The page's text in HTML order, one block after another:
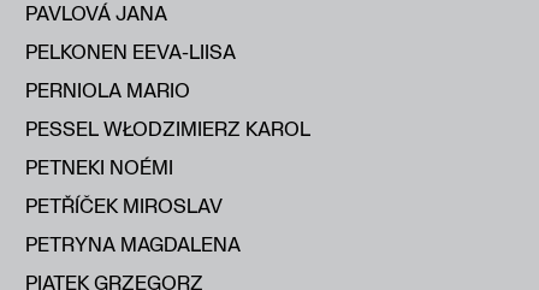
PAVLOVÁ JANA
PELKONEN EEVA-LIISA
PERNIOLA MARIO
PESSEL WŁODZIMIERZ KAROL
PETNEKI NOÉMI
PETŘÍČEK MIROSLAV
PETRYNA MAGDALENA
PIĄTEK GRZEGORZ